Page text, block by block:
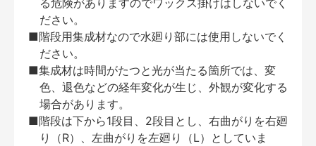
る危険がありますのでワックス掛けはしないでく
ださい。
■階段用集成材なので水廻り部には使用しないでく
ださい。
■集成材は時間がたつと光が当たる箇所では、変
色、退色などの経年変化が生じ、外観が変化する
場合があります。
■階段は下から1段目、2段目とし、右曲がりを右廻
り（R）、左曲がりを左廻り（L）としていま